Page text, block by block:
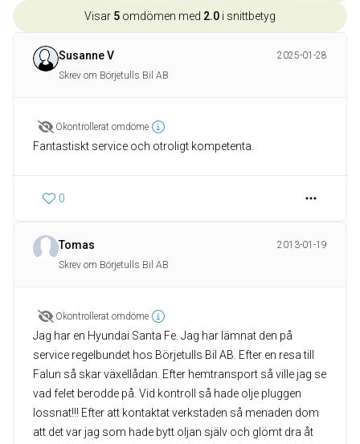
Visar 5 omdömen med 2.0 i snittbetyg
Susanne V
2025-01-28
Skrev om Börjetulls Bil AB
Okontrollerat omdöme
Fantastiskt service och otroligt kompetenta.
0
Tomas
2013-01-19
Skrev om Börjetulls Bil AB
Okontrollerat omdöme
Jag har en Hyundai Santa Fe. Jag har lämnat den på
service regelbundet hos Börjetulls Bil AB. Efter en resa till
Falun så skar växellådan. Efter hemtransport så ville jag se
vad felet berodde på. Vid kontroll så hade olje pluggen
lossnat!!! Efter att kontaktat verkstaden så menaden dom
att det var jag som hade bytt oljan själv och glömt dra åt